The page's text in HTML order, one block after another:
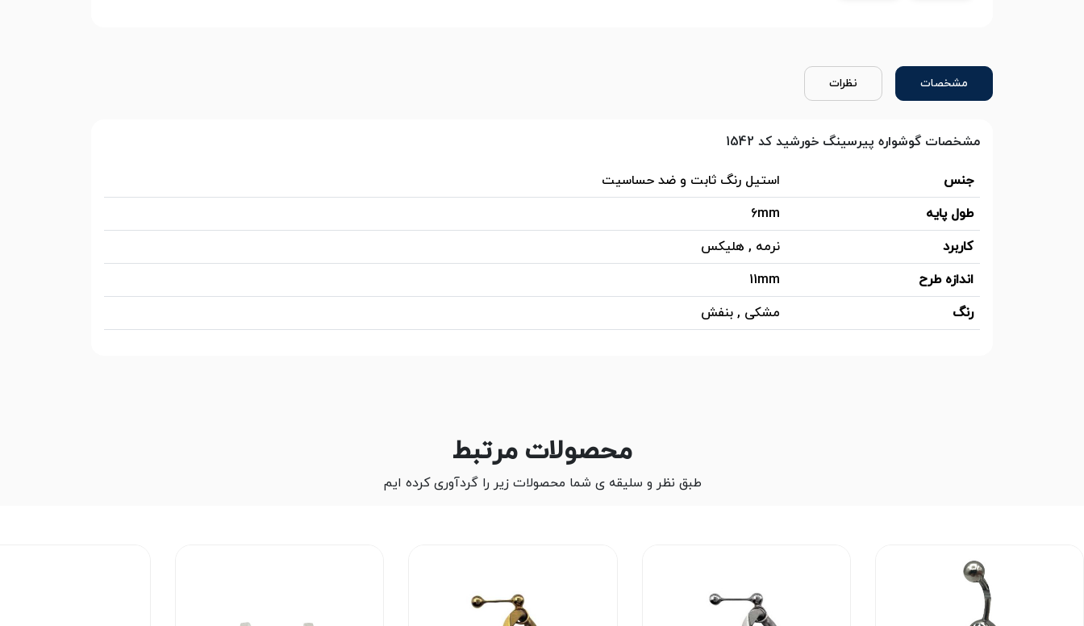
مشخصات نظرات
مشخصات گوشواره پیرسینگ خورشید کد 1542
جنس
استیل رنگ ثابت و ضد حساسیت
طول پایه
6mm
کاربرد
نرمه , هلیکس
اندازه طرح
11mm
رنگ
مشکی , بنفش
محصولات مرتبط
طبق نظر و سلیقه ی شما محصولات زیر را گردآوری کرده ایم